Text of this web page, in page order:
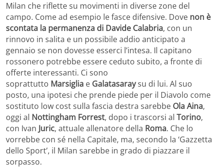
Milan che riflette su movimenti in diverse zone del
campo. Come ad esempio le fasce difensive. Dove non è
scontata la permanenza di Davide Calabria, con un
rinnovo in salita e un possibile addio anticipato a
gennaio se non dovesse esserci l’intesa. Il capitano
rossonero potrebbe essere ceduto subito, a fronte di
offerte interessanti. Ci sono
soprattutto Marsiglia e Galatasaraysu di lui. Al suo
posto, una ipotesi che prende piede per il Diavolo come
sostituto low cost sulla fascia destra sarebbe Ola Aina,
oggi al Nottingham Forrest, dopo i trascorsi al Torino,
con Ivan Juric, attuale allenatore della Roma. Che lo
vorrebbe con sé nella Capitale, ma, secondo la ‘Gazzetta
dello Sport’, il Milan sarebbe in grado di piazzare il
sorpasso.